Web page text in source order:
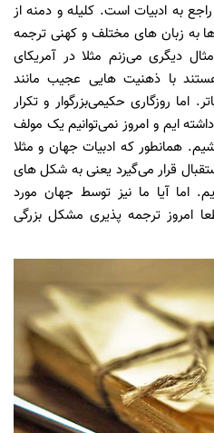
به ادبیات است. کلیله و دمنه از
به زبان های مختلف و کهنی ترجمه
دیگری می‌زنم مثلا در آمریکای
با ذهنیت هایی عجیب مانند
اما روزگاری حکیمی‌بزرگوار و تکرار
ایم و امروز نمی‌توانیم یک مولف
همانطور که ادبیات جهان و مثلا
قرار می‌گیرد یعنی به شکل های
اما آیا ما نیز توسط جهان مورد
امروز ترجمه پذیری مشکل بزرگی